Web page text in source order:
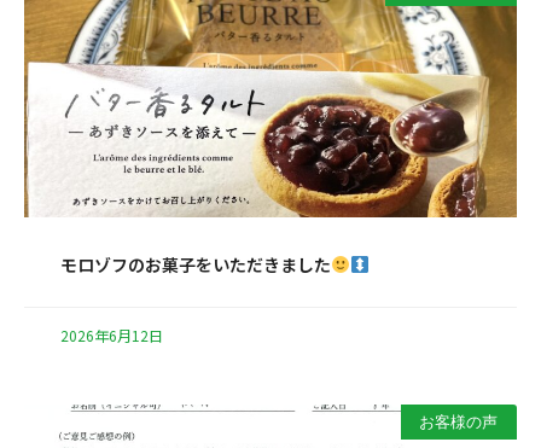
モロゾフのお菓子をいただきました
2026年6月12日
お客様の声